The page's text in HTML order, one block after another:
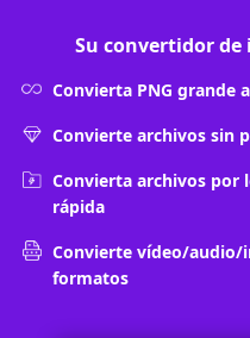
Su convertidor
Convierta PNG grande
Convierte archivos sin
Convierta archivos por
rápida
Convierte vídeo/audio/
formatos